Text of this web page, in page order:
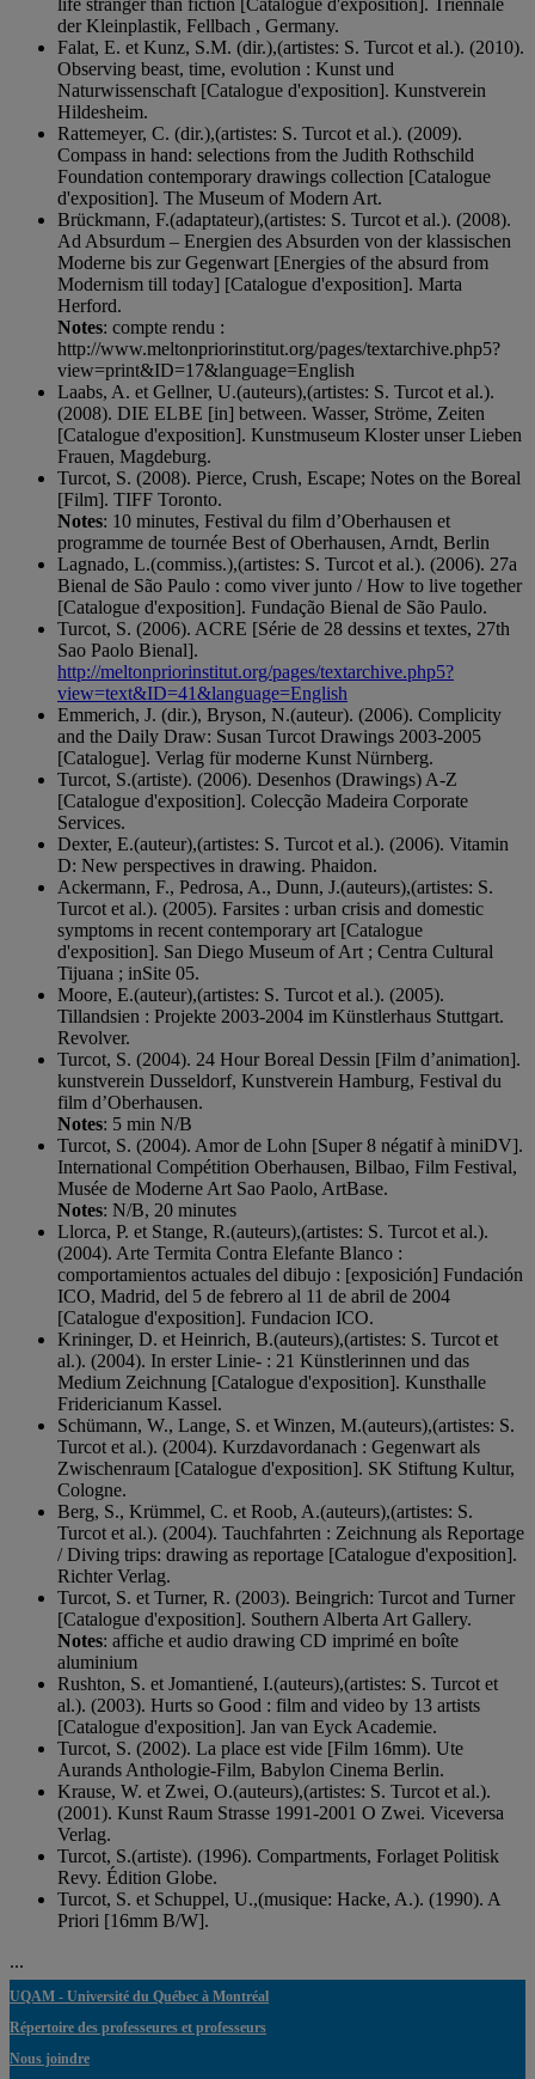
life stranger than fiction [Catalogue d'exposition]. Triennale
der Kleinplastik, Fellbach , Germany.
Falat, E. et Kunz, S.M. (dir.),(artistes: S. Turcot et al.). (2010).
Observing beast, time, evolution : Kunst und
Naturwissenschaft [Catalogue d'exposition]. Kunstverein
Hildesheim.
Rattemeyer, C. (dir.),(artistes: S. Turcot et al.). (2009).
Compass in hand: selections from the Judith Rothschild
Foundation contemporary drawings collection [Catalogue
d'exposition]. The Museum of Modern Art.
Brückmann, F.(adaptateur),(artistes: S. Turcot et al.). (2008).
Ad Absurdum – Energien des Absurden von der klassischen
Moderne bis zur Gegenwart [Energies of the absurd from
Modernism till today] [Catalogue d'exposition]. Marta
Herford.
Notes: compte rendu :
http://www.meltonpriorinstitut.org/pages/textarchive.php5?
view=print&ID=17&language=English
Laabs, A. et Gellner, U.(auteurs),(artistes: S. Turcot et al.).
(2008). DIE ELBE [in] between. Wasser, Ströme, Zeiten
[Catalogue d'exposition]. Kunstmuseum Kloster unser Lieben
Frauen, Magdeburg.
Turcot, S. (2008). Pierce, Crush, Escape; Notes on the Boreal
[Film]. TIFF Toronto.
Notes: 10 minutes, Festival du film d’Oberhausen et
programme de tournée Best of Oberhausen, Arndt, Berlin
Lagnado, L.(commiss.),(artistes: S. Turcot et al.). (2006). 27a
Bienal de São Paulo : como viver junto / How to live together
[Catalogue d'exposition]. Fundação Bienal de São Paulo.
Turcot, S. (2006). ACRE [Série de 28 dessins et textes, 27th
Sao Paolo Bienal].
http://meltonpriorinstitut.org/pages/textarchive.php5?
view=text&ID=41&language=English
Emmerich, J. (dir.), Bryson, N.(auteur). (2006). Complicity
and the Daily Draw: Susan Turcot Drawings 2003-2005
[Catalogue]. Verlag für moderne Kunst Nürnberg.
Turcot, S.(artiste). (2006). Desenhos (Drawings) A-Z
[Catalogue d'exposition]. Colecção Madeira Corporate
Services.
Dexter, E.(auteur),(artistes: S. Turcot et al.). (2006). Vitamin
D: New perspectives in drawing. Phaidon.
Ackermann, F., Pedrosa, A., Dunn, J.(auteurs),(artistes: S.
Turcot et al.). (2005). Farsites : urban crisis and domestic
symptoms in recent contemporary art [Catalogue
d'exposition]. San Diego Museum of Art ; Centra Cultural
Tijuana ; inSite 05.
Moore, E.(auteur),(artistes: S. Turcot et al.). (2005).
Tillandsien : Projekte 2003-2004 im Künstlerhaus Stuttgart.
Revolver.
Turcot, S. (2004). 24 Hour Boreal Dessin [Film d’animation].
kunstverein Dusseldorf, Kunstverein Hamburg, Festival du
film d’Oberhausen.
Notes: 5 min N/B
Turcot, S. (2004). Amor de Lohn [Super 8 négatif à miniDV].
International Compétition Oberhausen, Bilbao, Film Festival,
Musée de Moderne Art Sao Paolo, ArtBase.
Notes: N/B, 20 minutes
Llorca, P. et Stange, R.(auteurs),(artistes: S. Turcot et al.).
(2004). Arte Termita Contra Elefante Blanco :
comportamientos actuales del dibujo : [exposición] Fundación
ICO, Madrid, del 5 de febrero al 11 de abril de 2004
[Catalogue d'exposition]. Fundacion ICO.
Krininger, D. et Heinrich, B.(auteurs),(artistes: S. Turcot et
al.). (2004). In erster Linie- : 21 Künstlerinnen und das
Medium Zeichnung [Catalogue d'exposition]. Kunsthalle
Fridericianum Kassel.
Schümann, W., Lange, S. et Winzen, M.(auteurs),(artistes: S.
Turcot et al.). (2004). Kurzdavordanach : Gegenwart als
Zwischenraum [Catalogue d'exposition]. SK Stiftung Kultur,
Cologne.
Berg, S., Krümmel, C. et Roob, A.(auteurs),(artistes: S.
Turcot et al.). (2004). Tauchfahrten : Zeichnung als Reportage
/ Diving trips: drawing as reportage [Catalogue d'exposition].
Richter Verlag.
Turcot, S. et Turner, R. (2003). Beingrich: Turcot and Turner
[Catalogue d'exposition]. Southern Alberta Art Gallery.
Notes: affiche et audio drawing CD imprimé en boîte
aluminium
Rushton, S. et Jomantiené, I.(auteurs),(artistes: S. Turcot et
al.). (2003). Hurts so Good : film and video by 13 artists
[Catalogue d'exposition]. Jan van Eyck Academie.
Turcot, S. (2002). La place est vide [Film 16mm). Ute
Aurands Anthologie-Film, Babylon Cinema Berlin.
Krause, W. et Zwei, O.(auteurs),(artistes: S. Turcot et al.).
(2001). Kunst Raum Strasse 1991-2001 O Zwei. Viceversa
Verlag.
Turcot, S.(artiste). (1996). Compartments, Forlaget Politisk
Revy. Édition Globe.
Turcot, S. et Schuppel, U.,(musique: Hacke, A.). (1990). A
Priori [16mm B/W].
...
UQAM - Université du Québec à Montréal
Répertoire des professeures et professeurs
Nous joindre